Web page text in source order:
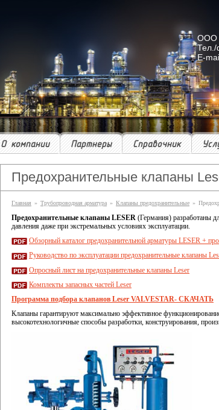
ООО
Тел./
E-
О компании Партнеры Справочник
Предохранительные клапаны
Главная » Трубопроводная арматура » Клапаны предохранительные »
Предохранительные клапаны LESER (Германия) разработаны
давления даже при экстремальных условиях эксплуатации.
Обзорный каталог предохранительной арматуры LESER +
Руководство по эксплуатации предохранительные клапаны
Опросный лист на предохранительные клапаны Leser
Комплекты запасных частей Leser
Программа подбора клапанов Leser VALVESTAR- СКАЧАТЬ
Клапаны гарантируют максимально эффективное
высокотехнологичные способы разработки, конструирования,